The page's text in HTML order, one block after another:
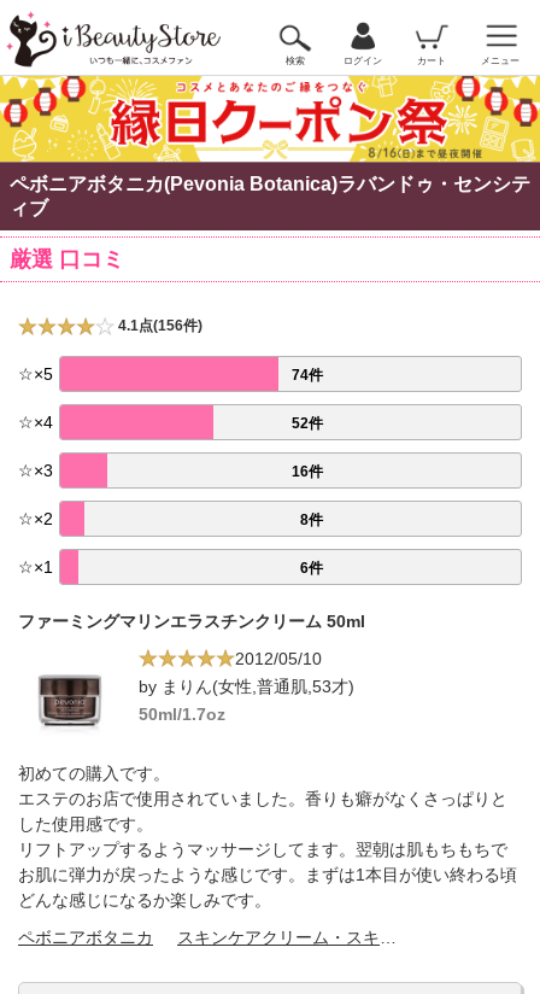
検索 ログイン カート メニュー
ペボニアボタニカ(Pevonia Botanica)ラバンドゥ・センシテ
ィブ
厳選 口コミ
4.1点(156件)
☆×5 74件
☆×4 52件
☆×3 16件
☆×2 8件
☆×1 6件
ファーミングマリンエラスチンクリーム 50ml
2012/05/10
by まりん(女性,普通肌,53才)
50ml/1.7oz
初めての購入です。
エステのお店で使用されていました。香りも癖がなくさっぱりと
した使用感です。
リフトアップするようマッサージしてます。翌朝は肌もちもちで
お肌に弾力が戻ったような感じです。まずは1本目が使い終わる頃
どんな感じになるか楽しみです。
ペボニアボタニカ